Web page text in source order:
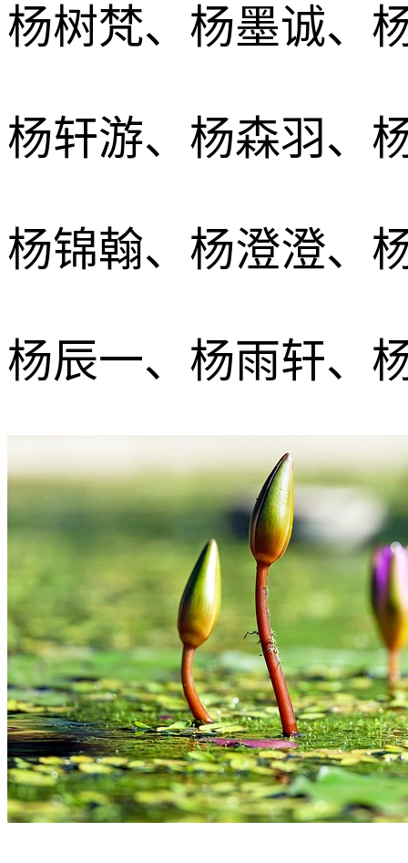
杨树梵、杨墨诚、
杨轩游、杨森羽、
杨锦翰、杨澄澄、
杨辰一、杨雨轩、